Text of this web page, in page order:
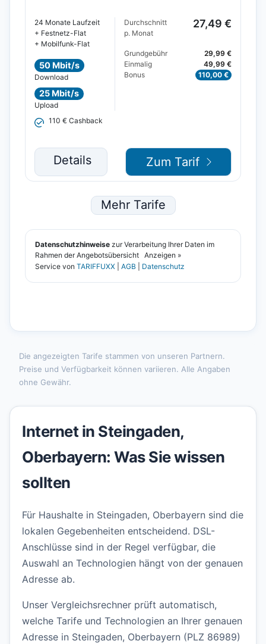
Die angezeigten Tarife stammen von unseren Partnern.
Preise und Verfügbarkeit können variieren. Alle Angaben
ohne Gewähr.
Internet in Steingaden,
Oberbayern: Was Sie wissen
sollten
Für Haushalte in Steingaden, Oberbayern sind die
lokalen Gegebenheiten entscheidend. DSL-
Anschlüsse sind in der Regel verfügbar, die
Auswahl an Technologien hängt von der genauen
Adresse ab.
Unser Vergleichsrechner prüft automatisch,
welche Tarife und Technologien an Ihrer genauen
Adresse in Steingaden, Oberbayern (PLZ 86989)